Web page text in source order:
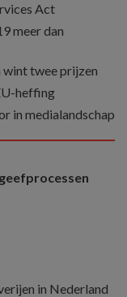
Act
meer dan
wint twee prijzen
heffing
in medialandschap
in Nederland